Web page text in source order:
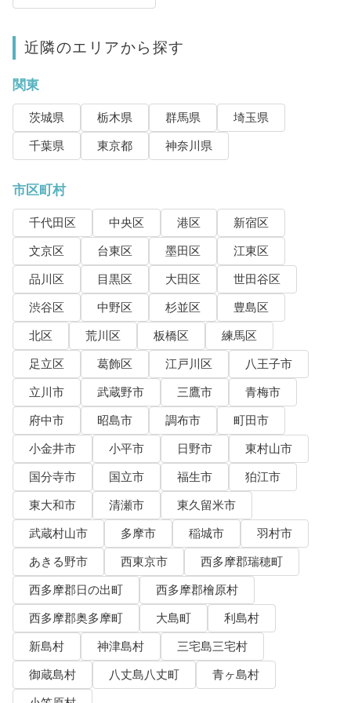
近隣のエリアから探す
関東
茨城県 栃木県 群馬県
埼玉県
千葉県
東京都 神奈川県
市区町村
千代田区 中央区 港区
新宿区
文京区
台東区 墨田区
江東区
品川区
目黒区 大田区
世田谷区
渋谷区
中野区 杉並区
豊島区
北区
荒川区 板橋区
練馬区
足立区
葛飾区 江戸川区
八王子市
立川市
武蔵野市 三鷹市
青梅市
府中市
昭島市 調布市
町田市
小金井市
小平市 日野市
東村山市
国分寺市
国立市 福生市
狛江市
東大和市
清瀬市
東久留米市
武蔵村山市
多摩市 稲城市
羽村市
あきる野市
西東京市
西多摩郡瑞穂町
西多摩郡日の出町
西多摩郡檜原村
西多摩郡奥多摩町
大島町
利島村
新島村
神津島村
三宅島三宅村
御蔵島村
八丈島八丈町
青ヶ島村